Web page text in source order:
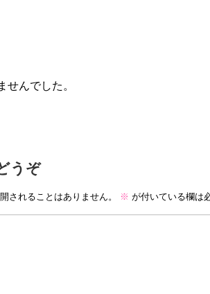
せんでした。
うぞ
されることはありません。 ※ が付いている欄は